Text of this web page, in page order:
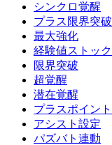
シンクロ覚醒
プラス限界突破
最大強化
経験値ストック
限界突破
超覚醒
潜在覚醒
プラスポイント
アシスト設定
パズバト連動